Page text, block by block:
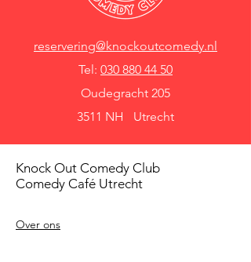
reservering@knockoutcomedy.nl
Tel: 030 880 44 50
Oudegracht 205
3511 NH Utrecht
Knock Out Comedy Club
Comedy Café Utrecht
Over ons